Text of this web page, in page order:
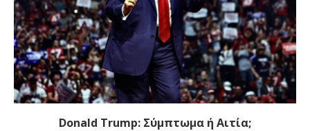
Donald Trump: Σύμπτωμα ή Αιτία;